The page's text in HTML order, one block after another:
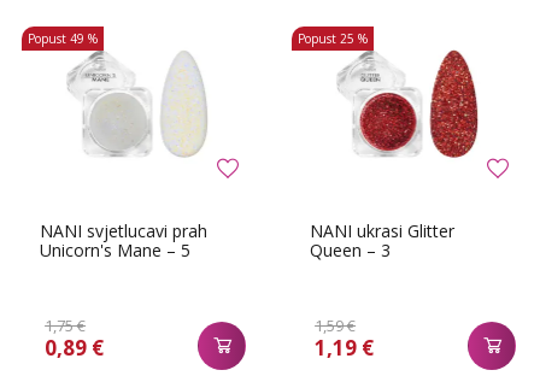
NANI svjetlucavi prah
Unicorn's Mane – 5
1,75 €
0,89 €
Popust 49 %
NANI ukrasi Glitter
Queen – 3
1,59 €
1,19 €
Popust 25 %